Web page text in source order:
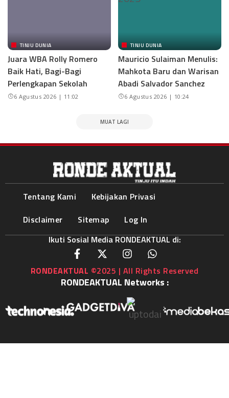
TINJU DUNIA
Juara WBA Rolly Romero
Baik Hati, Bagi-Bagi
Perlengkapan Sekolah
6 Agustus 2026 | 11:02
TINJU DUNIA
Mauricio Sulaiman Menulis:
Mahkota Baru dan Warisan
Abadi Salvador Sanchez
6 Agustus 2026 | 10:24
MUAT LAGI
Tentang Kami
Kebijakan Privasi
Disclaimer
Sitemap
Log In
Ikuti Sosial Media RONDEAKTUAL di:
RONDEAKTUAL ©2025 | All Rights Reserved
RONDEAKTUAL Networks :